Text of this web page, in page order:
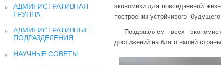
АДМИНИСТРАТИВНАЯ
ГРУППА
АДМИНИСТРАТИВНЫЕ
ПОДРАЗДЕЛЕНИЯ
НАУЧНЫЕ СОВЕТЫ
экономики для повседневной
построении устойчивого
Поздравляем всех
достижений на благо нашей